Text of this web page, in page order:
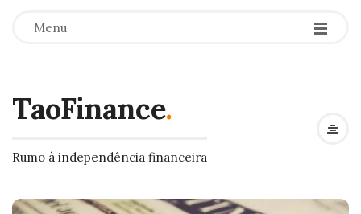
Menu
TaoFinance.
Rumo à independência financeira